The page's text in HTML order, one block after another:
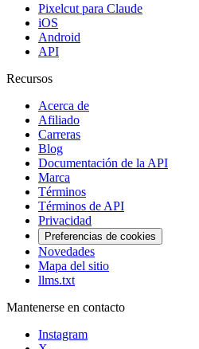
Pixelcut para Claude
iOS
Android
API
Recursos
Acerca de
Afiliado
Carreras
Blog
Documentación de la API
Marca
Términos
Términos de API
Privacidad
Preferencias de cookies
Novedades
Mapa del sitio
llms.txt
Mantenerse en contacto
Instagram